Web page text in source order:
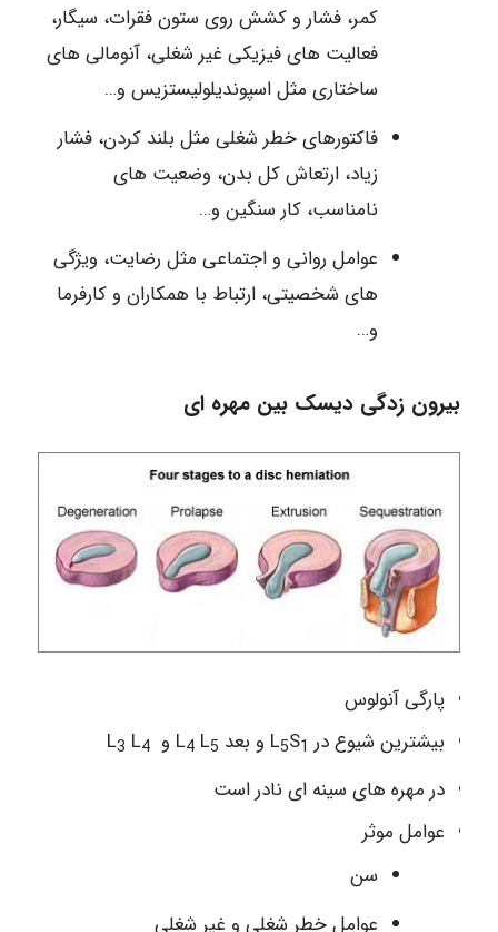
کمر، فشار و کشش روی ستون فقرات، سیگار،
فعالیت های فیزیکی غیر شغلی، آنومالی های
ساختاری مثل اسپوندیلولیستزیس و…
فاکتورهای خطر شغلی مثل بلند کردن، فشار
زیاد، ارتعاش کل بدن، وضعیت های
نامناسب، کار سنگین و…
عوامل روانی و اجتماعی مثل رضایت، ویژگی
های شخصیتی، ارتباط با همکاران و کارفرما
و…
بیرون زدگی دیسک بین مهره ای
پارگی آنولوس
بیشترین شیوع در L
5S1 و بعد L 4 L5 و L 3 L4
در مهره های سینه ای نادر است
عوامل موثر
سن
عوامل خطر شغلی و غیر شغلی